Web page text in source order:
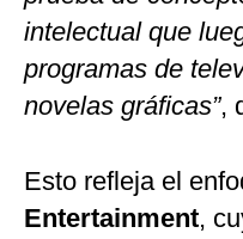
intelectual que
programas de
novelas gráficas”,
Esto refleja el
Entertainment,